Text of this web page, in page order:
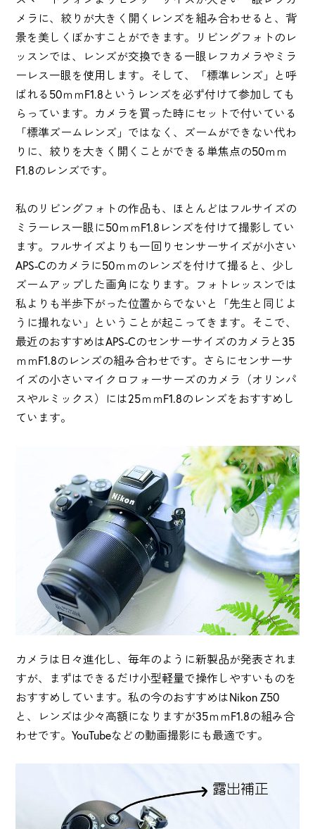
メラに、絞りが大きく開くレンズを組み合わせると、背
景を美しくぼかすことができます。リビングフォトのレ
ッスンでは、レンズが交換できる一眼レフカメラやミラ
ーレス一眼を使用します。そして、「標準レンズ」と呼
ばれる50ｍｍF1.8というレンズを必ず付けて参加しても
らっています。カメラを買った時にセットで付いている
「標準ズームレンズ」ではなく、ズームができない代わ
りに、絞りを大きく開くことができる単焦点の50ｍｍ
F1.8のレンズです。
私のリビングフォトの作品も、ほとんどはフルサイズの
ミラーレス一眼に50ｍｍF1.8レンズを付けて撮影してい
ます。フルサイズよりも一回りセンサーサイズが小さい
APS-Cのカメラに50ｍｍのレンズを付けて撮ると、少し
ズームアップした画角になります。フォトレッスンでは
私よりも半歩下がった位置からでないと「先生と同じよ
うに撮れない」ということが起こってきます。そこで、
最近のおすすめはAPS-Cのセンサーサイズのカメラと35
ｍｍF1.8のレンズの組み合わせです。さらにセンサーサ
イズの小さいマイクロフォーサーズのカメラ（オリンパ
スやルミックス）には25ｍｍF1.8のレンズをおすすめし
ています。
カメラは日々進化し、毎年のように新製品が発表されま
すが、まずはできるだけ小型軽量で操作しやすいものを
おすすめしています。私の今のおすすめはNikon Z50
と、レンズは少々高額になりますが35ｍｍF1.8の組み合
わせです。YouTubeなどの動画撮影にも最適です。